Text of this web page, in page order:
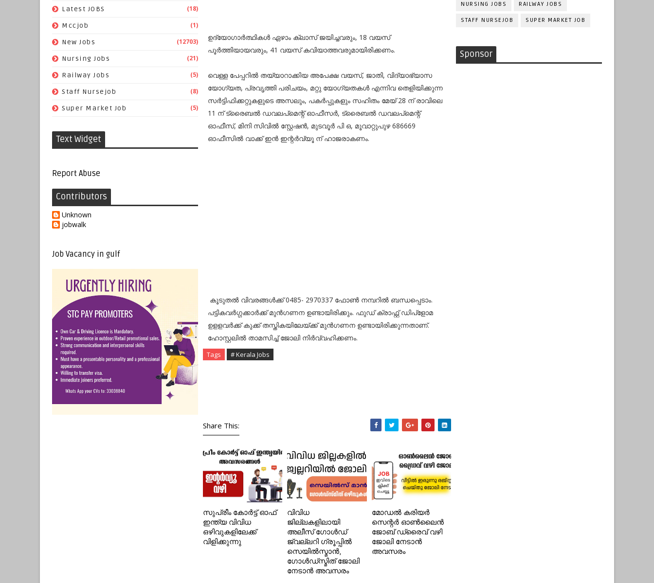
Latest JOBS (18)
Mccjob (1)
New Jobs (12703)
Nursing Jobs (21)
Railway Jobs (5)
Staff Nursejob (8)
Super Market Job (5)
Text Widget
Report Abuse
Contributors
Unknown
jobwalk
Job Vacancy in gulf
ഉദ്യോഗാര്‍ത്ഥികള്‍ ഏഴാം ക്ലാസ് ജയിച്ചവരും, 18 വയസ്
പൂര്‍ത്തിയായവരും, 41 വയസ് കവിയാത്തവരുമായിരിക്കണം.
വെള്ള പേപ്പറില്‍ തയ്യാറാക്കിയ അപേക്ഷ വയസ്, ജാതി, വിദ്യാഭ്യാസ
യോഗ്യത, പ്രവൃത്തി പരിചയം, മറ്റു യോഗ്യതകള്‍ എന്നിവ തെളിയിക്കുന്ന
സര്‍ട്ടിഫിക്കറ്റുകളുടെ അസലും, പകര്‍പ്പുകളും സഹിതം മേയ് 28 ന് രാവിലെ
11 ന് ട്രൈബല്‍ ഡവലപ്‌മെന്റ് ഓഫീസര്‍, ട്രൈബല്‍ ഡവലപ്‌മെന്റ്
ഓഫീസ്, മിനി സിവില്‍ സ്റ്റേഷന്‍, മുടവൂര്‍ പി ഒ, മൂവാറ്റുപുഴ 686669
ഓഫീസില്‍ വാക്ക് ഇന്‍ ഇന്റര്‍വ്യൂ ന് ഹാജരാകണം.
കൂടുതല്‍ വിവരങ്ങള്‍ക്ക് 0485- 2970337 ഫോണ്‍ നമ്പറില്‍ ബന്ധപ്പെടാം.
പട്ടികവര്‍ഗ്ഗക്കാര്‍ക്ക് മുന്‍ഗണന ഉണ്ടായിരിക്കും. ഫുഡ് ക്രാഫ്റ്റ് ഡിപ്‌ളോമ
ഉളളവര്‍ക്ക് കുക്ക് തസ്തികയിലേയ്ക്ക് മുന്‍ഗണന ഉണ്ടായിരിക്കുന്നതാണ്.
ഹോസ്റ്റലില്‍ താമസിച്ച് ജോലി നിര്‍വ്വഹിക്കണം.
Tags # Kerala Jobs
Share This:
സുപ്രീം കോർട്ട് ഓഫ്
ഇന്ത്യ വിവിധ
ഒഴിവുകളിലേക്ക്
വിളിക്കുന്നു
വിവിധ
ജില്ലകളിലായി
അലീസ് ഗോൾഡ്
ജ്വല്ലറി ഗ്രൂപ്പിൽ
സെയിൽസ്മാൻ,
ഗോൾഡ്‌സ്മിത് ജോലി
നേടാൻ അവസരം
മോഡൽ കരിയർ
സെന്റർ ഓൺലൈൻ
ജോബ് ഡ്രൈവ് വഴി
ജോലി നേടാൻ
അവസരം
NURSING JOBS RAILWAY JOBS
STAFF NURSEJOB SUPER MARKET JOB
Sponsor